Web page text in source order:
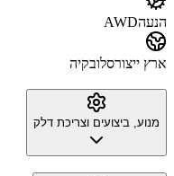
הנעהAWD
ארץ ייצורסלובקיה
מנוע, ביצועים וצריכת דלק